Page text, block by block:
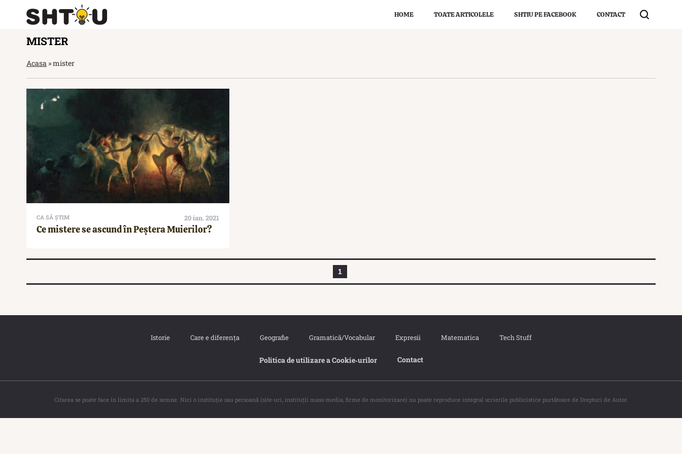
HOME TOATE ARTICOLELE SHTIU PE FACEBOOK CONTACT
MISTER
Acasa »mister
CA SĂ ȘTIM 20 ian. 2021
Ce mistere se ascund în Peștera Muierilor?
1
Istorie Care e diferența Geografie Gramatică/Vocabular Expresii Matematica Tech Stuff
Politica de utilizare a Cookie‐urilor Contact
Citarea se poate face în limita a 250 de semne. Nici o instituţie sau persoană (site-uri, instituţii mass-media, firme de monitorizare) nu poate reproduce integral scrierile publicistice purtătoare de Drepturi de Autor.